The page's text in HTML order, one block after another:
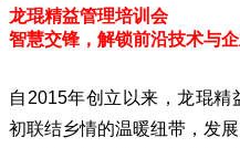
龙琨精益管理培训会
智慧交锋，解锁前沿技术与
自2015年创立以来，龙琨
初联结乡情的温暖纽带，发